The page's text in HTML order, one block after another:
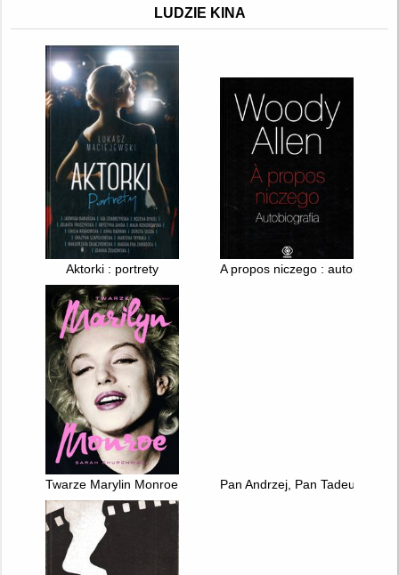
LUDZIE KINA
Aktorki : portrety A propos niczego :
Twarze Marylin Monroe Pan Andrzej, Pan Tadeusz :